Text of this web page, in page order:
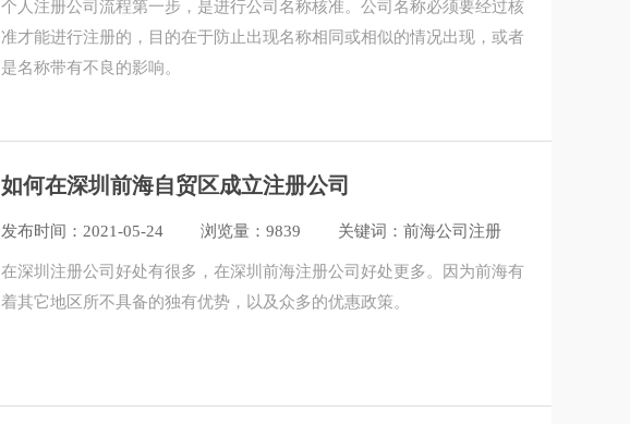
个人注册公司流程第一步，是进行公司名称核准。公司名称必须要经过核
准才能进行注册的，目的在于防止出现名称相同或相似的情况出现，或者
是名称带有不良的影响。
如何在深圳前海自贸区成立注册公司
发布时间：2021-05-24 浏览量：9839 关键词：前海公司注册
在深圳注册公司好处有很多，在深圳前海注册公司好处更多。因为前海有
着其它地区所不具备的独有优势，以及众多的优惠政策。